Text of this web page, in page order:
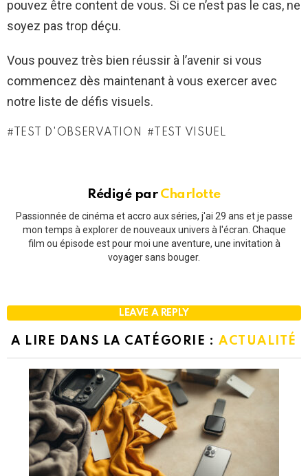
pouvez être content de vous. Si ce n’est pas le cas, ne
soyez pas trop déçu.
Vous pouvez très bien réussir à l’avenir si vous
commencez dès maintenant à vous exercer avec
notre liste de défis visuels.
TEST D'OBSERVATION TEST VISUEL
Rédigé par Charlotte
Passionnée de cinéma et accro aux séries, j'ai 29 ans et je passe
mon temps à explorer de nouveaux univers à l'écran. Chaque
film ou épisode est pour moi une aventure, une invitation à
voyager sans bouger.
LEAVE A REPLY
A LIRE DANS LA CATÉGORIE : ACTUALITÉ